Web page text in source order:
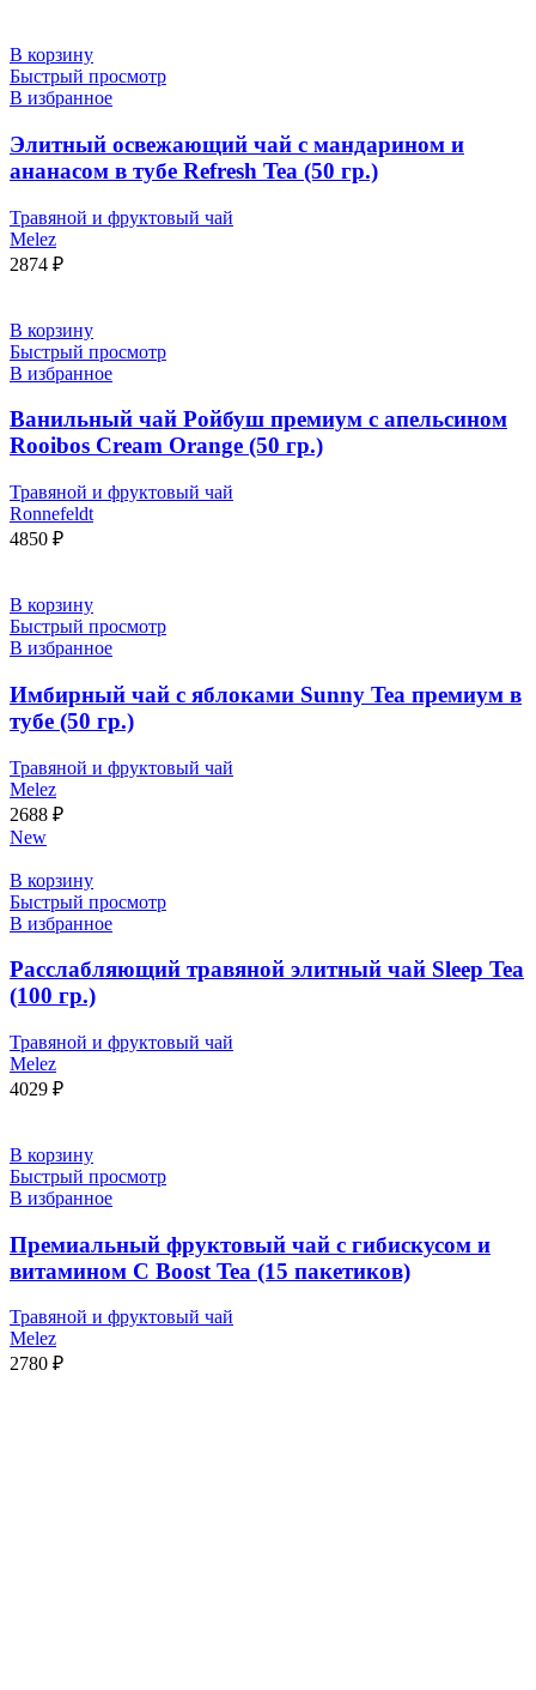
В корзину
Быстрый просмотр
В избранное
Элитный освежающий чай с мандарином и
ананасом в тубе Refresh Tea (50 гр.)
Травяной и фруктовый чай
Melez
2874 ₽
В корзину
Быстрый просмотр
В избранное
Ванильный чай Ройбуш премиум с апельсином
Rooibos Cream Orange (50 гр.)
Травяной и фруктовый чай
Ronnefeldt
4850 ₽
В корзину
Быстрый просмотр
В избранное
Имбирный чай с яблоками Sunny Tea премиум в
тубе (50 гр.)
Травяной и фруктовый чай
Melez
2688 ₽
New
В корзину
Быстрый просмотр
В избранное
Расслабляющий травяной элитный чай Sleep Tea
(100 гр.)
Травяной и фруктовый чай
Melez
4029 ₽
В корзину
Быстрый просмотр
В избранное
Премиальный фруктовый чай с гибискусом и
витамином С Boost Tea (15 пакетиков)
Травяной и фруктовый чай
Melez
2780 ₽